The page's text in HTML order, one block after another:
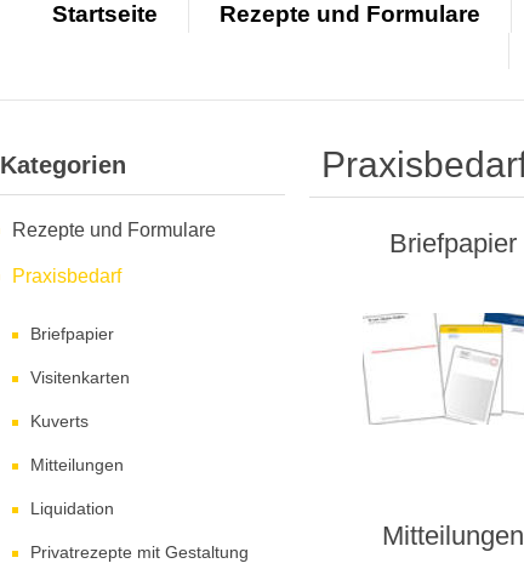
Startseite Rezepte und Formulare
Kategorien
Rezepte und Formulare
Praxisbedarf
Briefpapier
Visitenkarten
Kuverts
Mitteilungen
Liquidation
Privatrezepte mit Gestaltung
Briefpapier
Mitteilungen